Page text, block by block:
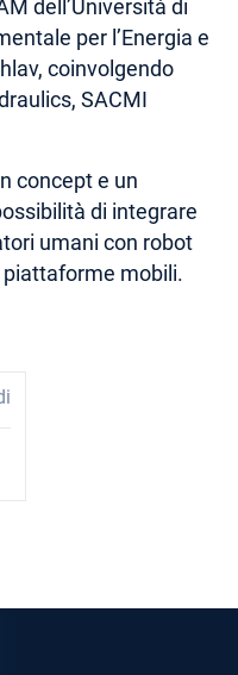
dell’Università di
per l’Energia e
coinvolgendo
SACMI
concept e un
di integrare
umani con robot
mobili.